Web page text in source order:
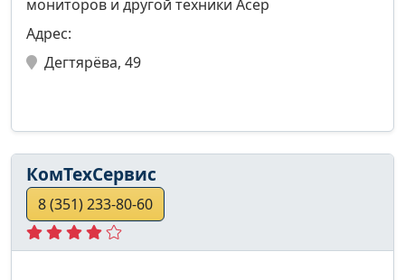
мониторов и другой техники Асер
Адрес:
Дегтярёва, 49
КомТехСервис
8 (351) 233-80-60